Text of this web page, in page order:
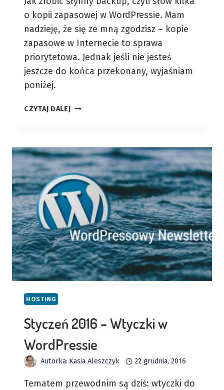
o kopii zapasowej w WordPressie. Mam
nadzieję, że się ze mną zgodzisz – kopie
zapasowe w Internecie to sprawa
priorytetowa. Jednak jeśli nie jesteś
jeszcze do końca przekonany, wyjaśniam
poniżej.
CZYTAJ DALEJCZERWIEC
W
WORDPRESSIE
HOSTING
Styczeń 2016 – Wtyczki w
WordPressie
Autorka: Kasia Aleszczyk 22 grudnia, 2016
Tematem przewodnim są dziś: wtyczki do